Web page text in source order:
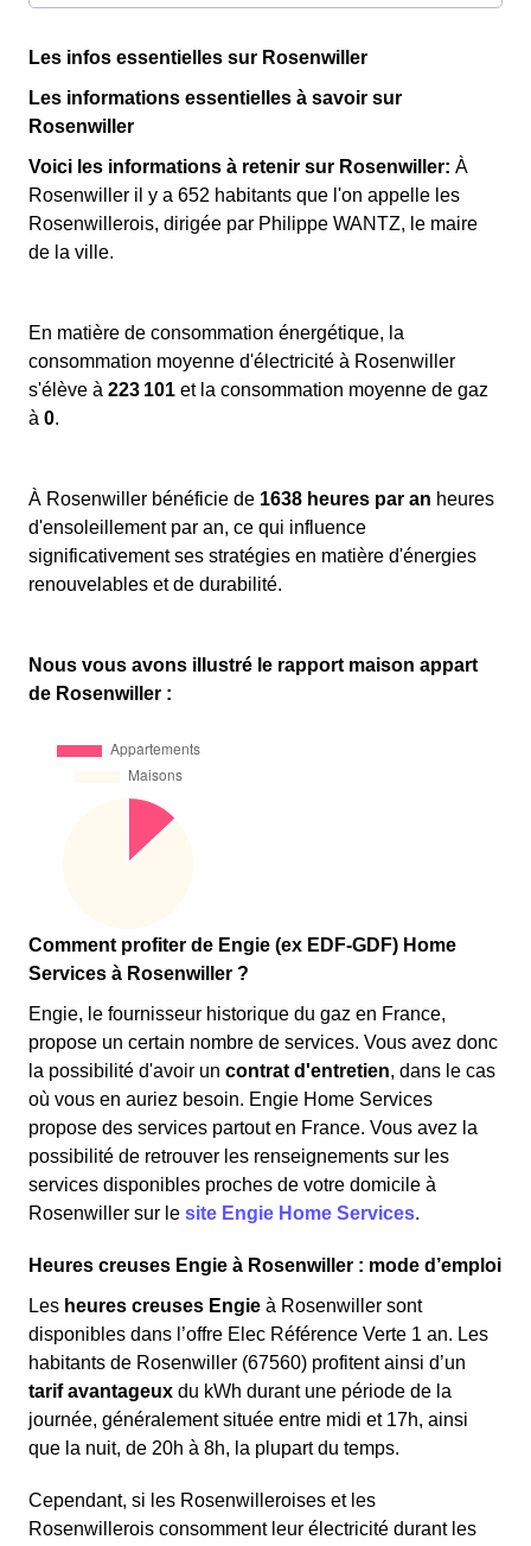
Les infos essentielles sur Rosenwiller
Les informations essentielles à savoir sur
Rosenwiller
Voici les informations à retenir sur Rosenwiller: À
Rosenwiller il y a 652 habitants que l'on appelle les
Rosenwillerois, dirigée par Philippe WANTZ, le maire
de la ville.
En matière de consommation énergétique, la
consommation moyenne d'électricité à Rosenwiller
s'élève à 223 101 et la consommation moyenne de gaz
à 0.
À Rosenwiller bénéficie de 1638 heures par an heures
d'ensoleillement par an, ce qui influence
significativement ses stratégies en matière d'énergies
renouvelables et de durabilité.
Nous vous avons illustré le rapport maison appart
de Rosenwiller :
Comment profiter de Engie (ex EDF-GDF) Home
Services à Rosenwiller ?
Engie, le fournisseur historique du gaz en France,
propose un certain nombre de services. Vous avez donc
la possibilité d'avoir un contrat d'entretien, dans le cas
où vous en auriez besoin. Engie Home Services
propose des services partout en France. Vous avez la
possibilité de retrouver les renseignements sur les
services disponibles proches de votre domicile à
Rosenwiller sur le site Engie Home Services.
Heures creuses Engie à Rosenwiller : mode d’emploi
Les heures creuses Engie à Rosenwiller sont
disponibles dans l’offre Elec Référence Verte 1 an. Les
habitants de Rosenwiller (67560) profitent ainsi d’un
tarif avantageux du kWh durant une période de la
journée, généralement située entre midi et 17h, ainsi
que la nuit, de 20h à 8h, la plupart du temps.
Cependant, si les Rosenwilleroises et les
Rosenwillerois consomment leur électricité durant les